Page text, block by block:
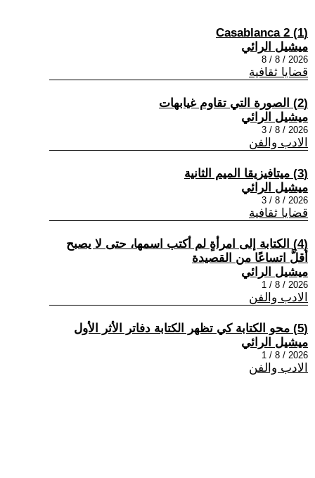
(1) Casablanca 2
ميشيل الرائي
2026 / 8 / 8
قضايا ثقافية
(2) الصورة التي تقاوم غيابهات
ميشيل الرائي
2026 / 8 / 3
الادب والفن
(3) ميتافيزيقا الميم الثانية
ميشيل الرائي
2026 / 8 / 3
قضايا ثقافية
(4) الكتابة إلى امرأةٍ لم أكتب اسمها، حتى لا يصبح
أقلَّ اتساعًا من القصيدة
ميشيل الرائي
2026 / 8 / 1
الادب والفن
(5) محو الكتابة كي تظهر الكتابة دفاتر الأثر الأول
ميشيل الرائي
2026 / 8 / 1
الادب والفن